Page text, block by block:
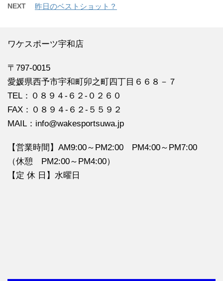
NEXT 昨日のベストショット？
ワケスポーツ宇和店
〒797-0015
愛媛県西予市宇和町卯之町四丁目６６８－７
TEL：０８９４‐６２‐０２６０
FAX：０８９４‐６２‐５５９２
MAIL：info@wakesportsuwa.jp
【営業時間】AM9:00～PM2:00 PM4:00～PM7:00
（休憩 PM2:00～PM4:00）
【定 休 日】水曜日